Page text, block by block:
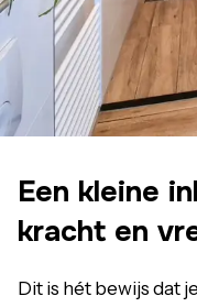
Een kleine
kracht en
Dit is hét bewijs dat